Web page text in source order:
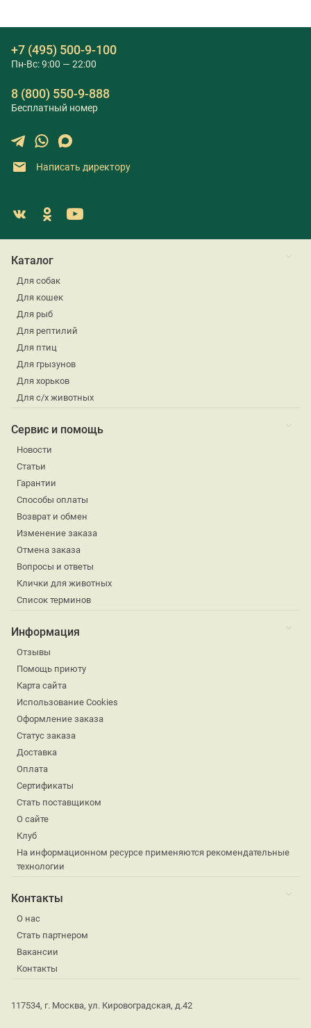
+7 (495) 500-9-100
Пн-Вс: 9:00 — 22:00
8 (800) 550-9-888
Бесплатный номер
Написать директору
Каталог
Для собак
Для кошек
Для рыб
Для рептилий
Для птиц
Для грызунов
Для хорьков
Для с/х животных
Сервис и помощь
Новости
Статьи
Гарантии
Способы оплаты
Возврат и обмен
Изменение заказа
Отмена заказа
Вопросы и ответы
Клички для животных
Список терминов
Информация
Отзывы
Помощь приюту
Карта сайта
Использование Cookies
Оформление заказа
Статус заказа
Доставка
Оплата
Сертификаты
Стать поставщиком
О сайте
Клуб
На информационном ресурсе применяются рекомендательные
технологии
Контакты
О нас
Стать партнером
Вакансии
Контакты
117534, г. Москва, ул. Кировоградская, д.42